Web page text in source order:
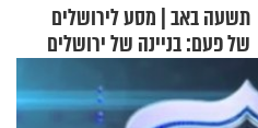
תשעה באב | מסע לירושלים
של פעם: בניינה של ירושלים